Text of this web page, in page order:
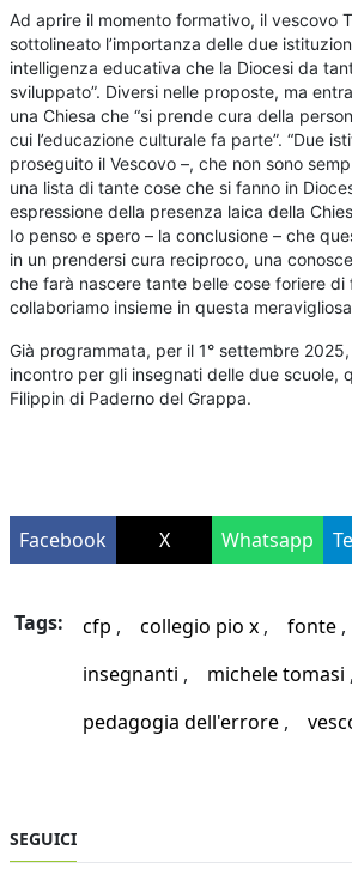
Ad aprire il momento formativo, il vescovo
sottolineato l’importanza delle due
intelligenza educativa che la Diocesi da
sviluppato”. Diversi nelle proposte, ma
una Chiesa che “si prende cura della
cui l’educazione culturale fa parte”. “Due
proseguito il Vescovo –, che non sono
una lista di tante cose che si fanno in
espressione della presenza laica della
Io penso e spero – la conclusione – che
in un prendersi cura reciproco, una
che farà nascere tante belle cose foriere di
collaboriamo insieme in questa
Già programmata, per il 1° settembre
incontro per gli insegnati delle due scuole,
Filippin di Paderno del Grappa.
Facebook X Whatsapp
Tags: cfp collegio pio x fonte
insegnanti
michele tomasi
pedagogia dell'errore
SEGUICI